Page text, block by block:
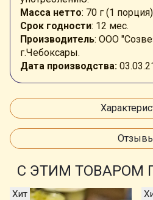
Масса нетто: 70 г (1
Срок годности: 12 мес.
Производитель: ООО
г.Чебоксары.
Дата производства:
С ЭТИМ ТОВАРОМ
Хит